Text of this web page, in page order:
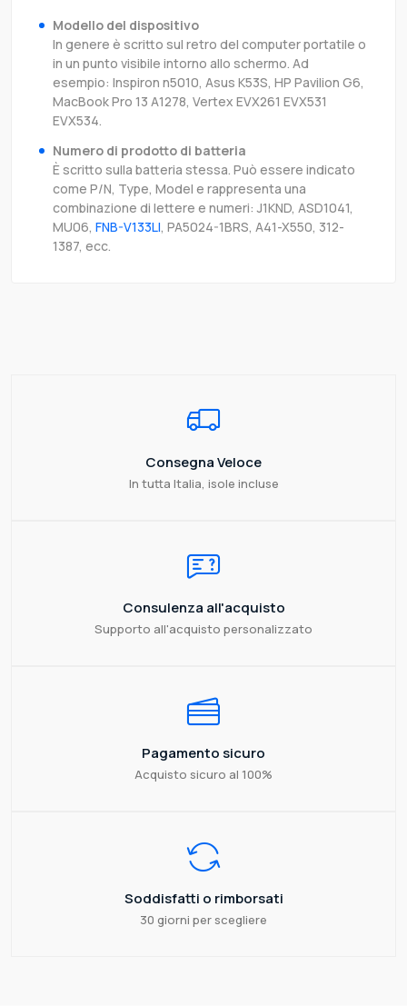
Modello del dispositivo
In genere è scritto sul retro del computer portatile o
in un punto visibile intorno allo schermo. Ad
esempio: Inspiron n5010, Asus K53S, HP Pavilion G6,
MacBook Pro 13 A1278, Vertex EVX261 EVX531
EVX534.
Numero di prodotto di batteria
È scritto sulla batteria stessa. Può essere indicato
come P/N, Type, Model e rappresenta una
combinazione di lettere e numeri: J1KND, ASD1041,
MU06, FNB-V133LI, PA5024-1BRS, A41-X550, 312-
1387, ecc.
Consegna Veloce
In tutta Italia, isole incluse
Consulenza all'acquisto
Supporto all'acquisto personalizzato
Pagamento sicuro
Acquisto sicuro al 100%
Soddisfatti o rimborsati
30 giorni per scegliere